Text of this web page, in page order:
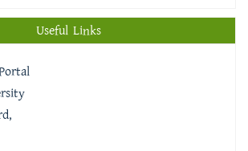
Useful Links